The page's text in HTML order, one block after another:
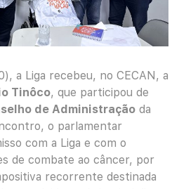
a Liga recebeu, no CECAN, a
Tinôco, que participou de
de Administração da
o parlamentar
com a Liga e com o
de combate ao câncer, por
recorrente destinada